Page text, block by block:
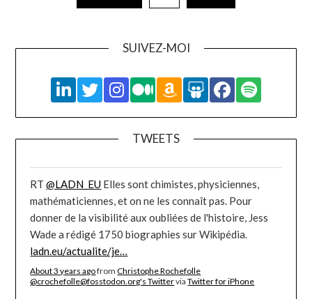
SUIVEZ-MOI
TWEETS
RT@LADN_EU Elles sont chimistes, physiciennes,
mathématiciennes, et on ne les connaît pas. Pour
donner de la visibilité aux oubliées de l'histoire, Jess
Wade a rédigé 1750 biographies sur Wikipédia.
ladn.eu/actualite/je…
About 3 years agofromChristophe Rochefolle
@crochefolle@fosstodon.org's TwitterviaTwitter for iPhone